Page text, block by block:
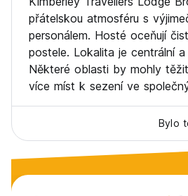
přátelskou atmosféru s
personálem. Hosté oceňují
postele. Lokalita je centrální
Některé oblasti by mohly
více míst k sezení ve
Bylo